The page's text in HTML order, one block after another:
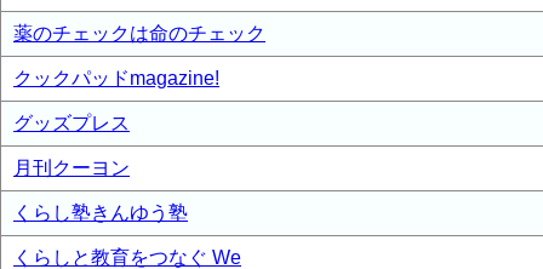
薬のチェックは命のチェック
クックパッドmagazine!
グッズプレス
月刊クーヨン
くらし塾きんゆう塾
くらしと教育をつなぐ We